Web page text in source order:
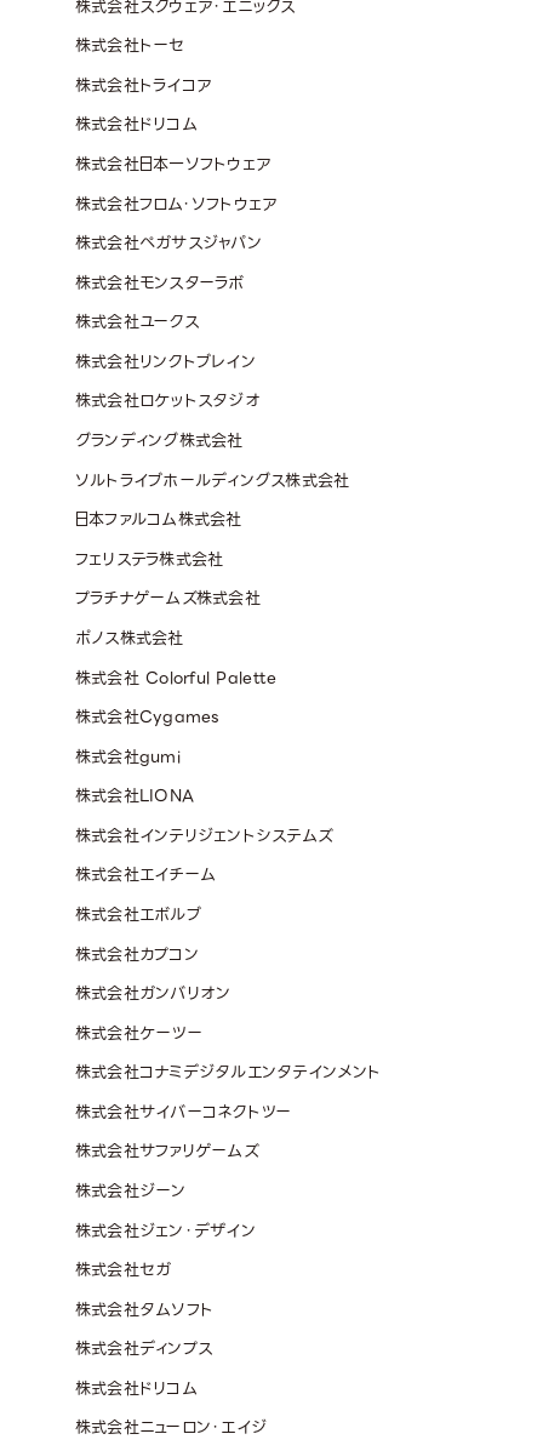
株式会社スクウェア・エニックス
株式会社トーセ
株式会社トライコア
株式会社ドリコム
株式会社日本一ソフトウェア
株式会社フロム・ソフトウェア
株式会社ペガサスジャパン
株式会社モンスターラボ
株式会社ユークス
株式会社リンクトブレイン
株式会社ロケットスタジオ
グランディング株式会社
ソルトライブホールディングス株式会社
日本ファルコム株式会社
フェリステラ株式会社
プラチナゲームズ株式会社
ポノス株式会社
株式会社 Colorful Palette
株式会社Cygames
株式会社gumi
株式会社LIONA
株式会社インテリジェントシステムズ
株式会社エイチーム
株式会社エボルブ
株式会社カプコン
株式会社ガンバリオン
株式会社ケーツー
株式会社コナミデジタルエンタテインメント
株式会社サイバーコネクトツー
株式会社サファリゲームズ
株式会社ジーン
株式会社ジェン・デザイン
株式会社セガ
株式会社タムソフト
株式会社ディンプス
株式会社ドリコム
株式会社ニューロン・エイジ